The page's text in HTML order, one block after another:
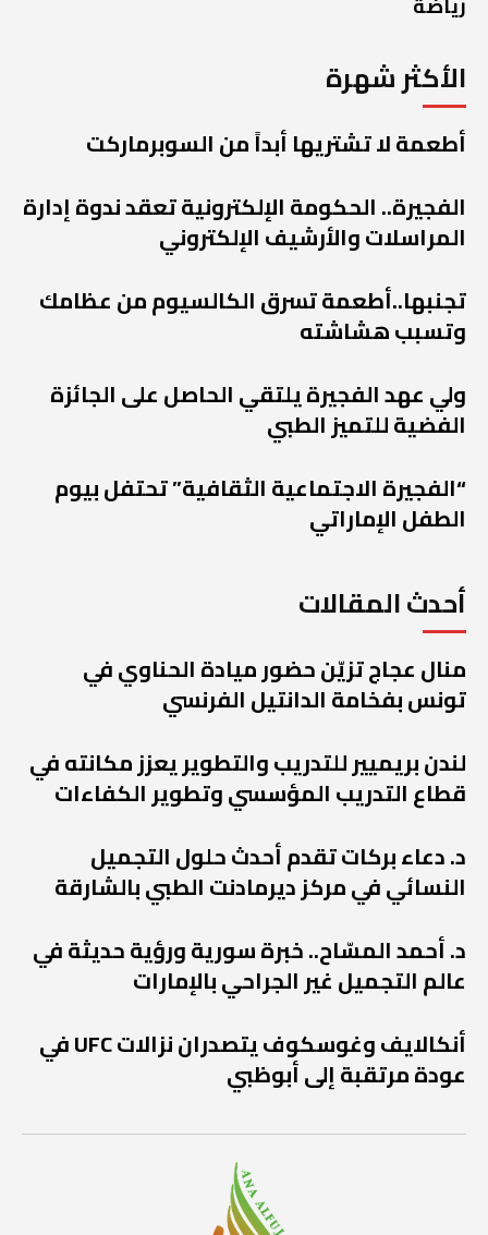
الأكثر شهرة
أطعمة لا تشتريها أبداً من السوبرماركت
الفجيرة.. الحكومة الإلكترونية تعقد ندوة إدارة
المراسلات والأرشيف الإلكتروني
تجنبها..أطعمة تسرق الكالسيوم من عظامك
وتسبب هشاشته
ولي عهد الفجيرة يلتقي الحاصل على الجائزة
الفضية للتميز الطبي
“الفجيرة الاجتماعية الثقافية” تحتفل بيوم
الطفل الإماراتي
أحدث المقالات
منال عجاج تزيّن حضور ميادة الحناوي في
تونس بفخامة الدانتيل الفرنسي
لندن بريميير للتدريب والتطوير يعزز مكانته في
قطاع التدريب المؤسسي وتطوير الكفاءات
د. دعاء بركات تقدم أحدث حلول التجميل
النسائي في مركز ديرمادنت الطبي بالشارقة
د. أحمد المسّاح.. خبرة سورية ورؤية حديثة في
عالم التجميل غير الجراحي بالإمارات
أنكالايف وغوسكوف يتصدران نزالات UFC في
عودة مرتقبة إلى أبوظبي